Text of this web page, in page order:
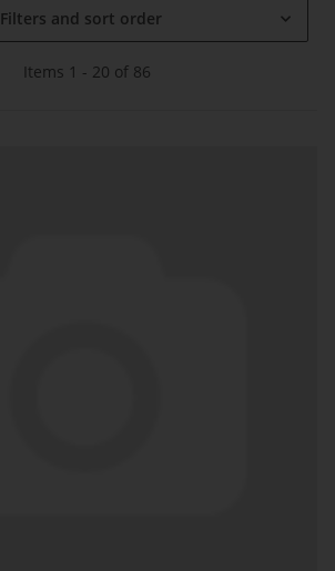
Filters and sort order
Items 1 - 20 of 86